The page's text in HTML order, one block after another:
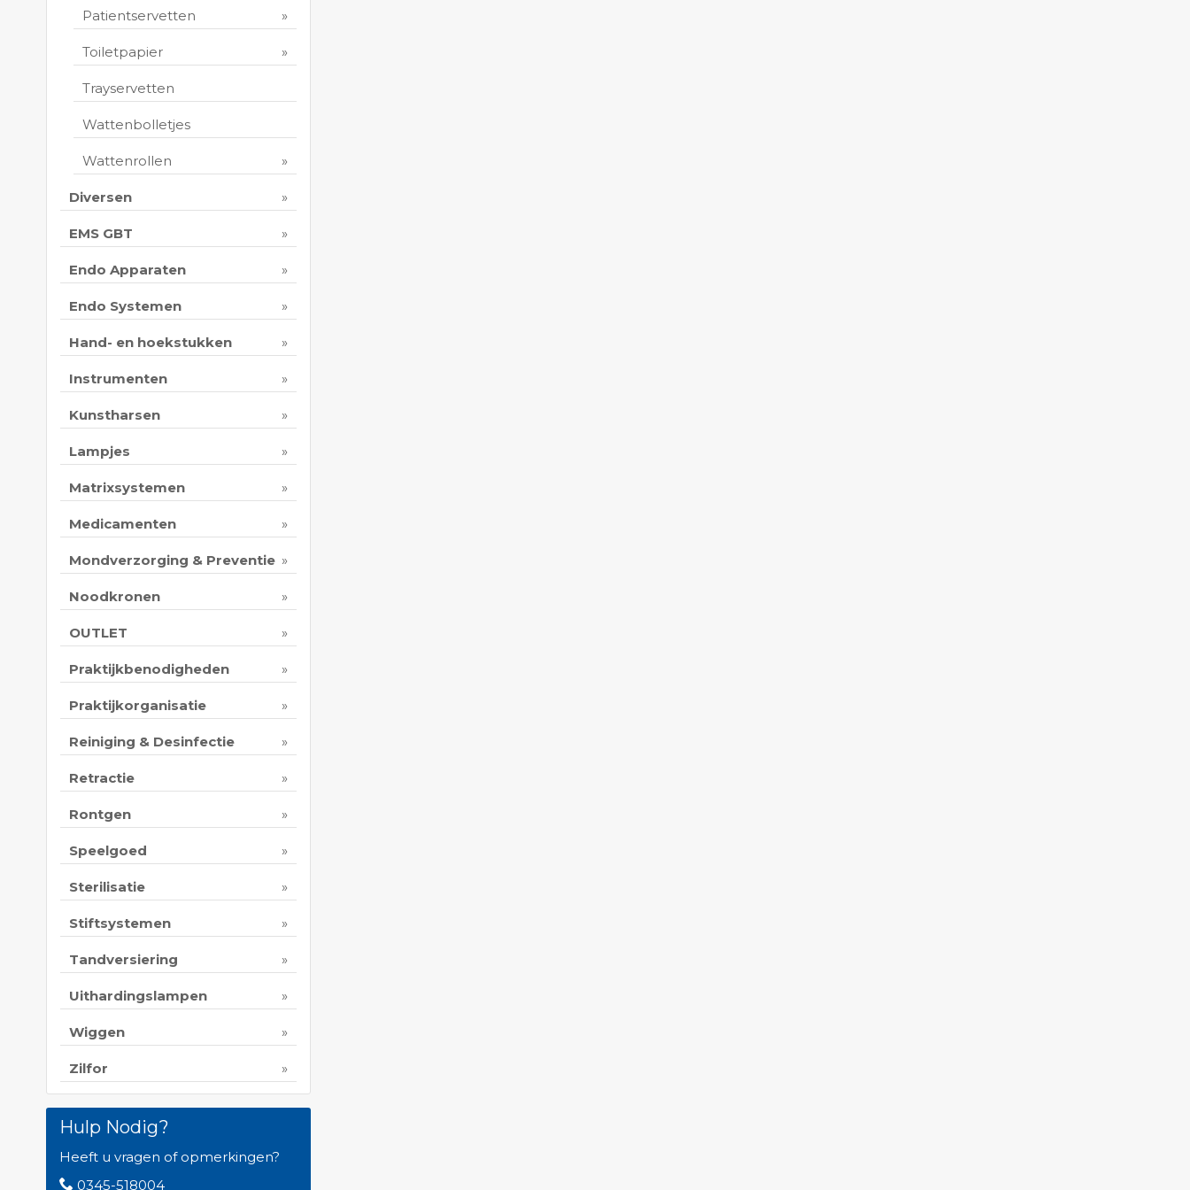
Patientservetten
Toiletpapier
Trayservetten
Wattenbolletjes
Wattenrollen
Diversen
EMS GBT
Endo Apparaten
Endo Systemen
Hand- en hoekstukken
Instrumenten
Kunstharsen
Lampjes
Matrixsystemen
Medicamenten
Mondverzorging & Preventie
Noodkronen
OUTLET
Praktijkbenodigheden
Praktijkorganisatie
Reiniging & Desinfectie
Retractie
Rontgen
Speelgoed
Sterilisatie
Stiftsystemen
Tandversiering
Uithardingslampen
Wiggen
Zilfor
Hulp Nodig?
Heeft u vragen of opmerkingen?
0345-518004